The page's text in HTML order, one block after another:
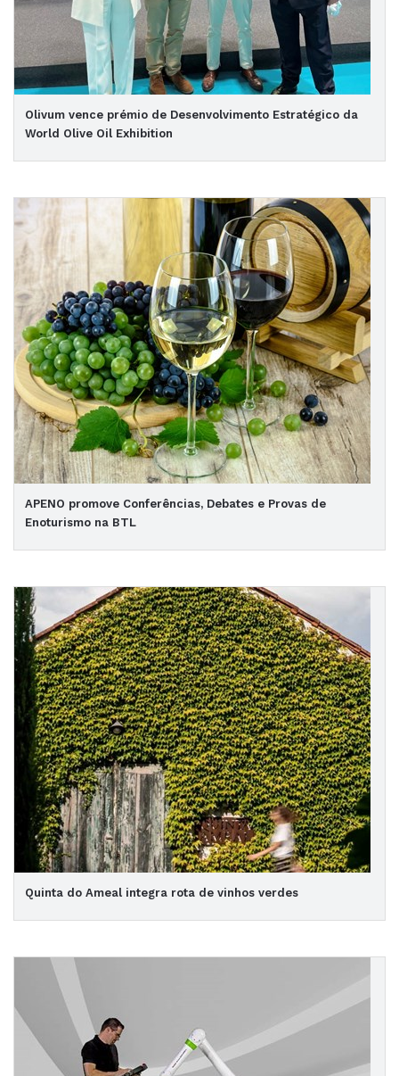
Olivum vence prémio de Desenvolvimento Estratégico da
World Olive Oil Exhibition
APENO promove Conferências, Debates e Provas de
Enoturismo na BTL
Quinta do Ameal integra rota de vinhos verdes